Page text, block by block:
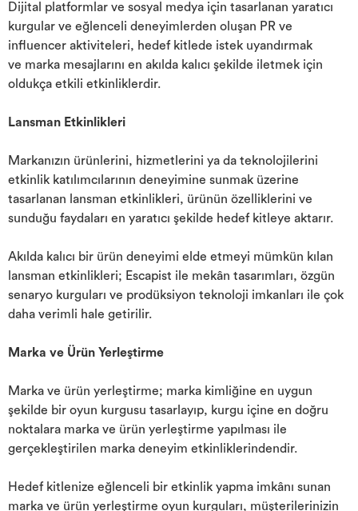
Dijital platformlar ve sosyal medya için tasarlanan yaratıcı
kurgular ve eğlenceli deneyimlerden oluşan PR ve
influencer aktiviteleri, hedef kitlede istek uyandırmak
ve marka mesajlarını en akılda kalıcı şekilde iletmek için
oldukça etkili etkinliklerdir.
Lansman Etkinlikleri
Markanızın ürünlerini, hizmetlerini ya da teknolojilerini
etkinlik katılımcılarının deneyimine sunmak üzerine
tasarlanan lansman etkinlikleri, ürünün özelliklerini ve
sunduğu faydaları en yaratıcı şekilde hedef kitleye aktarır.
Akılda kalıcı bir ürün deneyimi elde etmeyi mümkün kılan
lansman etkinlikleri; Escapist ile mekân tasarımları, özgün
senaryo kurguları ve prodüksiyon teknoloji imkanları ile çok
daha verimli hale getirilir.
Marka ve Ürün Yerleştirme
Marka ve ürün yerleştirme; marka kimliğine en uygun
şekilde bir oyun kurgusu tasarlayıp, kurgu içine en doğru
noktalara marka ve ürün yerleştirme yapılması ile
gerçekleştirilen marka deneyim etkinliklerindendir.
Hedef kitlenize eğlenceli bir etkinlik yapma imkânı sunan
marka ve ürün yerleştirme oyun kurguları, müşterilerinizin